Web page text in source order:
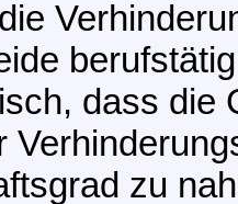
dass die
zu